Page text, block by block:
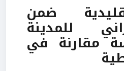
ضمن
للمدينة
مقارنة في